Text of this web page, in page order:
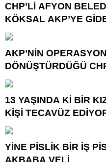
CHP’Lİ AFYON
KÖKSAL AKP’YE
GÖTÜRÜYOR!
AKP’NİN
DÖNÜŞTÜRDÜĞÜ
DAHA!
13 YAŞINDA Kİ BİR
KİŞİ TECAVÜZ
NEREYE SAVRULDU
YİNE PİSLİK BİR İŞ
AKBABA VELİ